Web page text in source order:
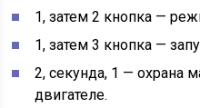
1, затем 2 кнопка —
1, затем 3 кнопка —
2, секунда, 1 —
двигателе.